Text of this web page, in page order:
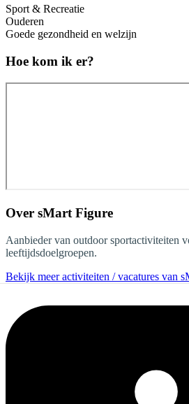
Sport & Recreatie
Ouderen
Goede gezondheid en welzijn
Hoe kom ik er?
Over sMart Figure
Aanbieder van outdoor sportactiviteiten
leeftijdsdoelgroepen.
Bekijk meer activiteiten / vacatures van